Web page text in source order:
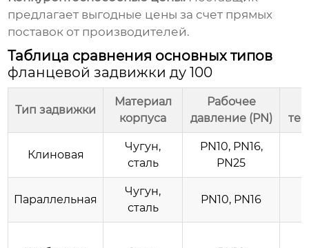
предлагает выгодные цены за счет прямых
поставок от производителей.
Таблица сравнения основных типов
фланцевой задвижки ду 100
Тип задвижки
Материал
корпуса
Рабочее
давление (PN)
Клиновая
Чугун,
сталь
PN10, PN16,
PN25
Параллельная
Чугун,
сталь
PN10, PN16